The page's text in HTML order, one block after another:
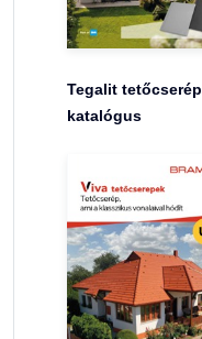
Tegalit tetőcserép
katalógus